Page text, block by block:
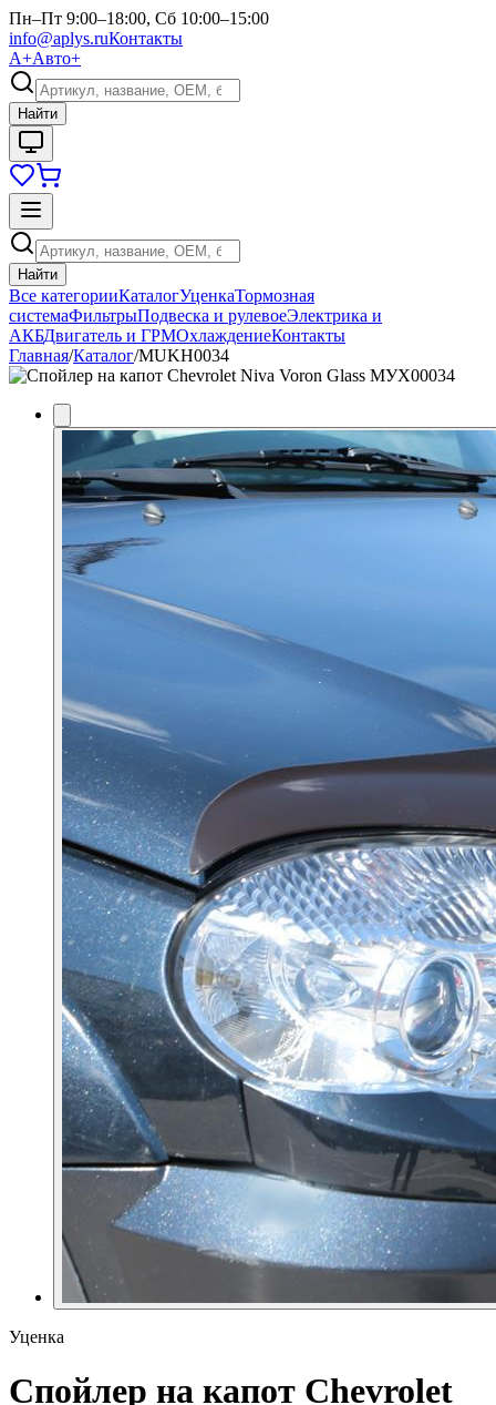
Пн–Пт 9:00–18:00, Сб 10:00–15:00
info@aplys.ruКонтакты
А+Авто+
Найти
Найти
Все категорииКаталогУценкаТормозная
системаФильтрыПодвеска и рулевоеЭлектрика и
АКБДвигатель и ГРМОхлаждениеКонтакты
Главная/Каталог/MUKH0034
Уценка
Спойлер на капот Chevrolet